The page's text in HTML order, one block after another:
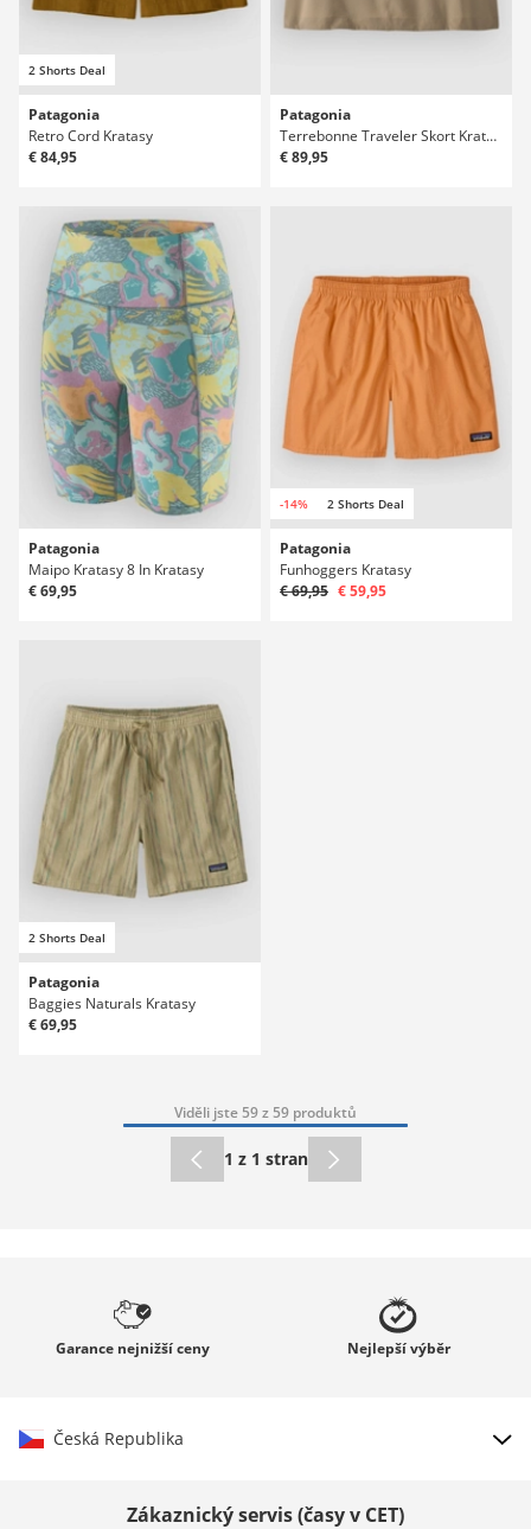
2 Shorts Deal
Patagonia
Retro Cord Kratasy
€ 84,95
Patagonia
Terrebonne Traveler Skort Kratasy
€ 89,95
Patagonia
Maipo Kratasy 8 In Kratasy
€ 69,95
-14% 2 Shorts Deal
Patagonia
Funhoggers Kratasy
€ 69,95 € 59,95
2 Shorts Deal
Patagonia
Baggies Naturals Kratasy
€ 69,95
Viděli jste 59 z 59 produktů
1 z 1 stran
Garance nejnižší ceny Nejlepšívýběr
Česká Republika
Zákaznický servis (časy v CET)